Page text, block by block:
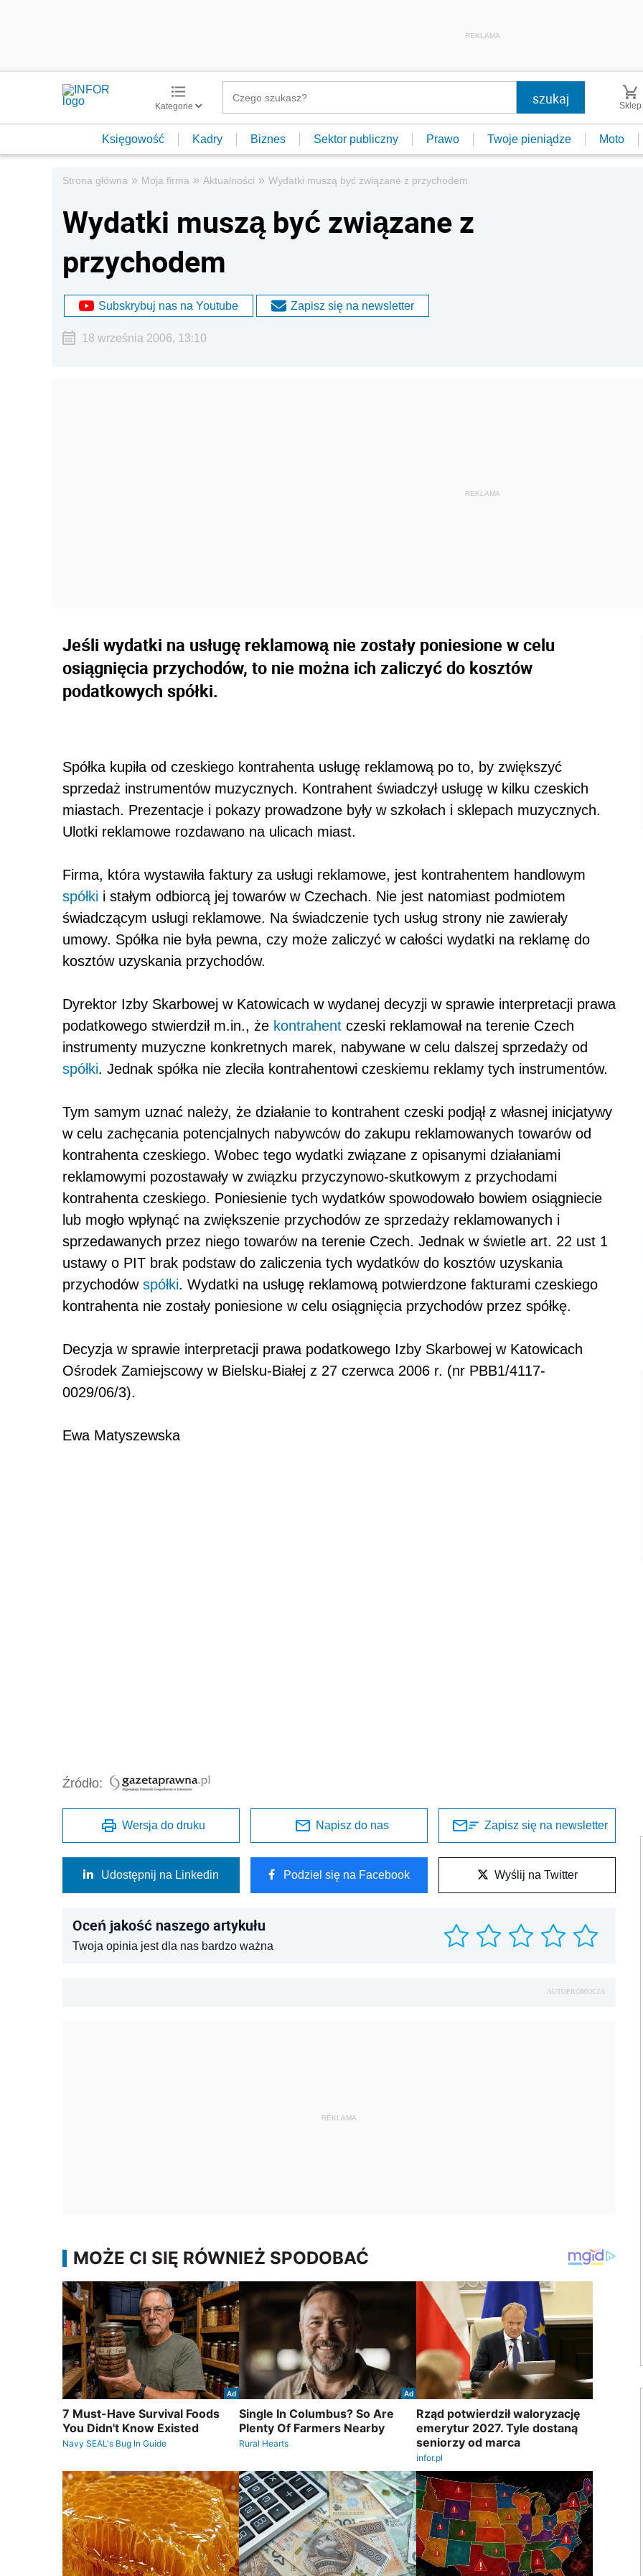
REKLAMA
Kategorie Sklep
Księgowość Kadry Biznes Sektor publiczny Prawo Twoje pieniądze Moto
Strona główna » Moja firma » Aktualności » Wydatki muszą być związane z przychodem
Wydatki muszą być związane z
przychodem
Subskrybuj nas na Youtube Zapisz się na newsletter
18 września 2006, 13:10
Jeśli wydatki na usługę reklamową nie zostały poniesione w celu
osiągnięcia przychodów, to nie można ich zaliczyć do kosztów
podatkowych spółki.
Spółka kupiła od czeskiego kontrahenta usługę reklamową po to, by zwiększyć
sprzedaż instrumentów muzycznych. Kontrahent świadczył usługę w kilku czeskich
miastach. Prezentacje i pokazy prowadzone były w szkołach i sklepach muzycznych.
Ulotki reklamowe rozdawano na ulicach miast.
Firma, która wystawiła faktury za usługi reklamowe, jest kontrahentem handlowym
spółki i stałym odbiorcą jej towarów w Czechach. Nie jest natomiast podmiotem
świadczącym usługi reklamowe. Na świadczenie tych usług strony nie zawierały
umowy. Spółka nie była pewna, czy może zaliczyć w całości wydatki na reklamę do
kosztów uzyskania przychodów.
Dyrektor Izby Skarbowej w Katowicach w wydanej decyzji w sprawie interpretacji prawa
podatkowego stwierdził m.in., że kontrahent czeski reklamował na terenie Czech
instrumenty muzyczne konkretnych marek, nabywane w celu dalszej sprzedaży od
spółki. Jednak spółka nie zleciła kontrahentowi czeskiemu reklamy tych instrumentów.
Tym samym uznać należy, że działanie to kontrahent czeski podjął z własnej inicjatywy
w celu zachęcania potencjalnych nabywców do zakupu reklamowanych towarów od
kontrahenta czeskiego. Wobec tego wydatki związane z opisanymi działaniami
reklamowymi pozostawały w związku przyczynowo-skutkowym z przychodami
kontrahenta czeskiego. Poniesienie tych wydatków spowodowało bowiem osiągniecie
lub mogło wpłynąć na zwiększenie przychodów ze sprzedaży reklamowanych i
sprzedawanych przez niego towarów na terenie Czech. Jednak w świetle art. 22 ust 1
ustawy o PIT brak podstaw do zaliczenia tych wydatków do kosztów uzyskania
przychodów spółki. Wydatki na usługę reklamową potwierdzone fakturami czeskiego
kontrahenta nie zostały poniesione w celu osiągnięcia przychodów przez spółkę.
Decyzja w sprawie interpretacji prawa podatkowego Izby Skarbowej w Katowicach
Ośrodek Zamiejscowy w Bielsku-Białej z 27 czerwca 2006 r. (nr PBB1/4117-
0029/06/3).
Ewa Matyszewska
Źródło:
Wersja do druku Napisz do nas Zapisz się na newsletter
Udostępnij na Linkedin Podziel się na Facebook Wyślij na Twitter
Oceń jakość naszego artykułu
Twoja opinia jest dla nas bardzo ważna
AUTOPROMOCJA
REKLAMA